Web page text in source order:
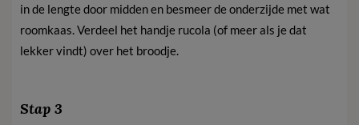
in de lengte door midden en besmeer de onderzijde met wat
roomkaas. Verdeel het handje rucola (of meer als je dat
lekker vindt) over het broodje.
Stap 3